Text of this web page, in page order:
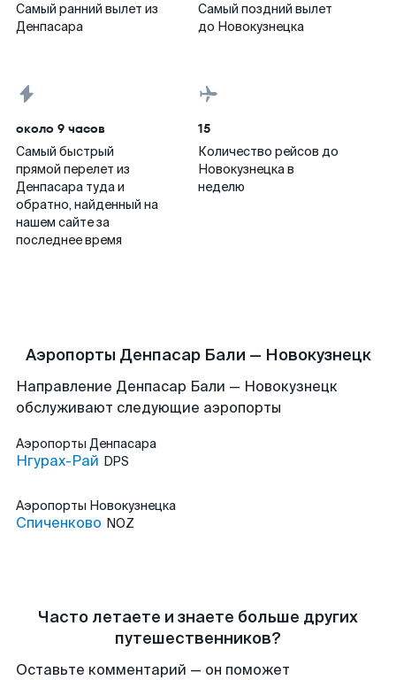
Самый ранний вылет из
Денпасара
Самый поздний вылет
до Новокузнецка
около 9 часов
Самый быстрый
прямой перелет из
Денпасара туда и
обратно, найденный на
нашем сайте за
последнее время
15
Количество рейсов до
Новокузнецка в
неделю
Аэропорты Денпасар Бали — Новокузнецк
Направление Денпасар Бали — Новокузнецк
обслуживают следующие аэропорты
Аэропорты Денпасара
Нгурах-Рай DPS
Аэропорты Новокузнецка
Спиченково NOZ
Часто летаете и знаете больше других
путешественников?
Оставьте комментарий — он поможет